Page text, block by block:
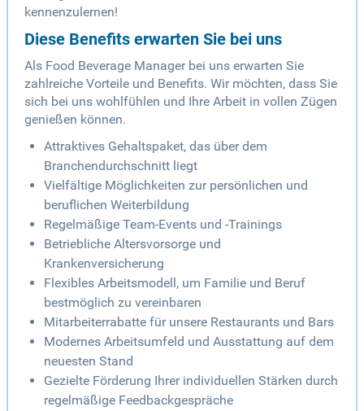
kennenzulernen!
Diese Benefits erwarten Sie bei uns
Als Food Beverage Manager bei uns erwarten Sie
zahlreiche Vorteile und Benefits. Wir möchten, dass Sie
sich bei uns wohlfühlen und Ihre Arbeit in vollen Zügen
genießen können.
Attraktives Gehaltspaket, das über dem
Branchendurchschnitt liegt
Vielfältige Möglichkeiten zur persönlichen und
beruflichen Weiterbildung
Regelmäßige Team-Events und -Trainings
Betriebliche Altersvorsorge und
Krankenversicherung
Flexibles Arbeitsmodell, um Familie und Beruf
bestmöglich zu vereinbaren
Mitarbeiterrabatte für unsere Restaurants und Bars
Modernes Arbeitsumfeld und Ausstattung auf dem
neuesten Stand
Gezielte Förderung Ihrer individuellen Stärken durch
regelmäßige Feedbackgespräche